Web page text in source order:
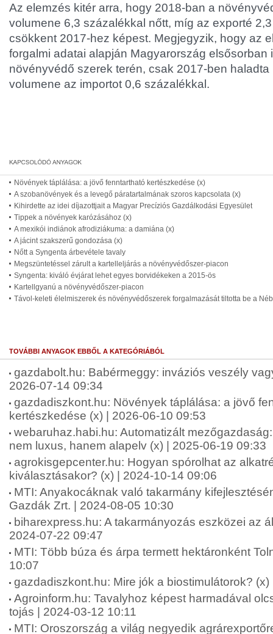
Az elemzés kitér arra, hogy 2018-ban a
volumene 6,3 százalékkal nőtt, míg az exporté
csökkent 2017-hez képest. Megjegyzik, hogy az
forgalmi adatai alapján Magyarország elsősorban
növényvédő szerek terén, csak 2017-ben haladta
volumene az importot 0,6 százalékkal.
Növények táplálása: a jövő fenntartható kertészkedése (x)
A szobanövények és a levegő páratartalmának szoros kapcsolata (x)
Kihirdette az idei díjazottjait a Magyar Precíziós Gazdálkodási Egyesület
Tippek a növények karózásához (x)
A mexikói indiánok afrodiziákuma: a damiána (x)
A jácint szakszerű gondozása (x)
Nőtt a Syngenta árbevétele tavaly
Megszüntetéssel zárult a kartelleljárás a növényvédőszer-piacon
Syngenta: kiváló évjárat lehet egyes borvidékeken a 2015-ös
Kartellgyanú a növényvédőszer-piacon
Távol-keleti élelmiszerek és növényvédőszerek forgalmazását tiltotta be a
TOVÁBBI ANYAGOK EBBŐL A KATEGÓRIÁBÓL
gazdabolt.hu: Babérmeggy: inváziós veszély
2026-07-14 09:34
gazdadiszkont.hu: Növények táplálása: a jövő
kertészkedése (x) | 2026-06-10 09:53
webaruhaz.habi.hu: Automatizált
nem luxus, hanem alapelv (x) | 2025-06-19 09:33
agrokisgepcenter.hu: Hogyan spórolhat az
kiválasztásakor? (x) | 2024-10-14 09:06
MTI: Anyakocáknak való takarmány
Gazdák Zrt. | 2024-08-05 10:30
biharexpress.hu: A takarmányozás eszközei az
2024-07-22 09:47
MTI: Több búza és árpa termett hektáronként
10:07
gazdadiszkont.hu: Mire jók a biostimulátorok?
Agroinform.hu: Tavalyhoz képest harmadával
tojás | 2024-03-12 10:11
MTI: Oroszország a világ negyedik